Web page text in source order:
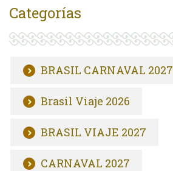
Categorías
BRASIL CARNAVAL 2027
Brasil Viaje 2026
BRASIL VIAJE 2027
CARNAVAL 2027